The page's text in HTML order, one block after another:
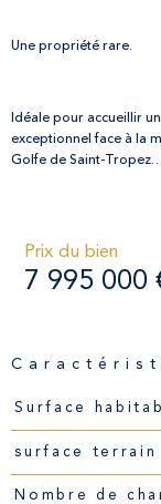
Une propriété rare.
Idéale pour accueillir
exceptionnel face à la
Golfe de Saint-Tropez…
Prix du bien
7 995 000
Caractéristiques
Surface
surface terrain
Nombre de